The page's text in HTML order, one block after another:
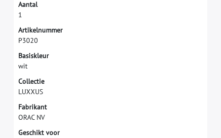
Aantal
1
Artikelnummer
P3020
Basiskleur
wit
Collectie
LUXXUS
Fabrikant
ORAC NV
Geschikt voor